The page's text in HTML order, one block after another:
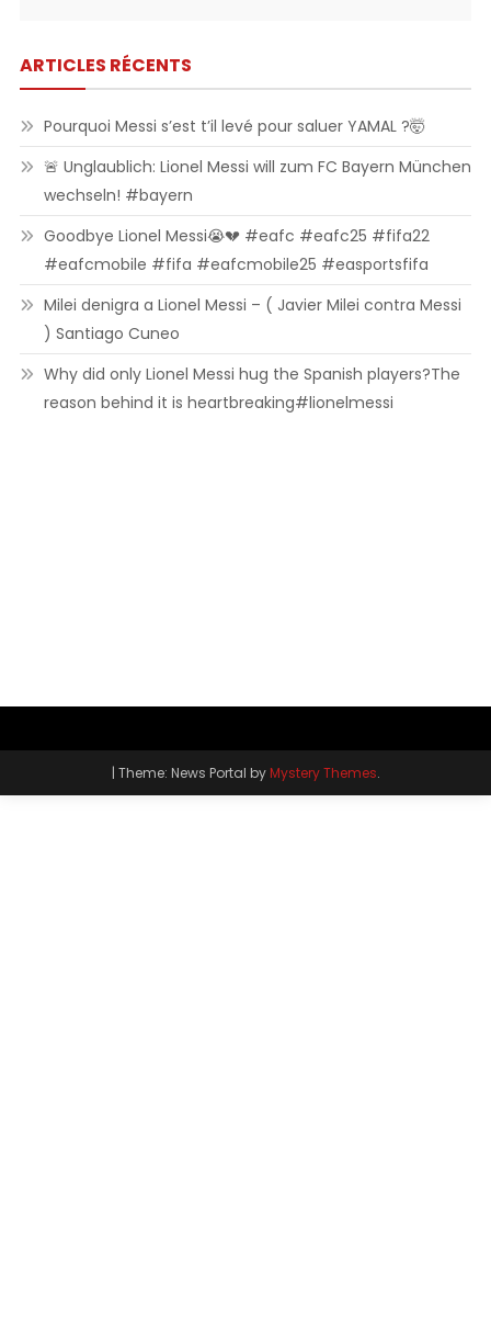
ARTICLES RÉCENTS
Pourquoi Messi s’est t’il levé pour saluer YAMAL ?🤯
🚨 Unglaublich: Lionel Messi will zum FC Bayern München
wechseln! #bayern
Goodbye Lionel Messi😭💔 #eafc #eafc25 #fifa22
#eafcmobile #fifa #eafcmobile25 #easportsfifa
Milei denigra a Lionel Messi – ( Javier Milei contra Messi
) Santiago Cuneo
Why did only Lionel Messi hug the Spanish players?The
reason behind it is heartbreaking#lionelmessi
| Theme: News Portal byMystery Themes.